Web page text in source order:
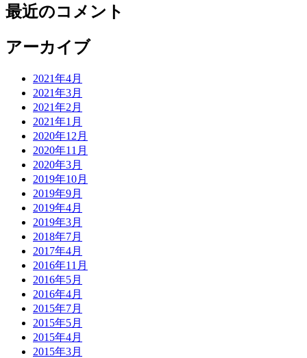
最近のコメント
アーカイブ
2021年4月
2021年3月
2021年2月
2021年1月
2020年12月
2020年11月
2020年3月
2019年10月
2019年9月
2019年4月
2019年3月
2018年7月
2017年4月
2016年11月
2016年5月
2016年4月
2015年7月
2015年5月
2015年4月
2015年3月